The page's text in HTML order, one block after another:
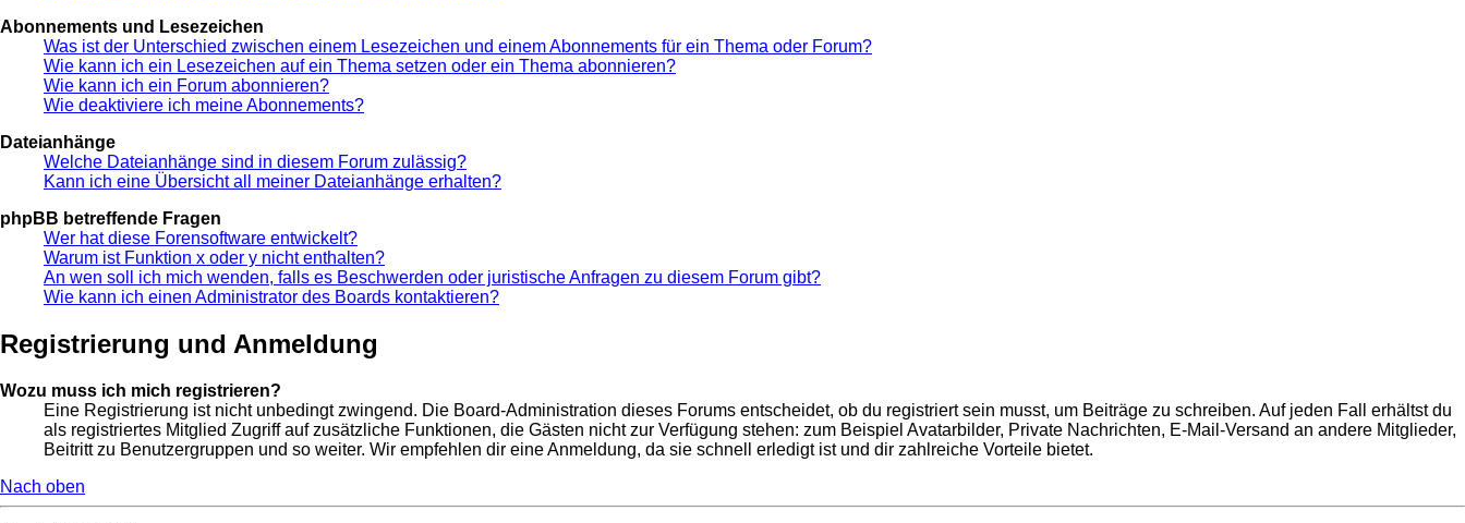
Abonnements und Lesezeichen
Was ist der Unterschied zwischen einem Lesezeichen und einem Abonnements für ein Thema oder Forum?
Wie kann ich ein Lesezeichen auf ein Thema setzen oder ein Thema abonnieren?
Wie kann ich ein Forum abonnieren?
Wie deaktiviere ich meine Abonnements?
Dateianhänge
Welche Dateianhänge sind in diesem Forum zulässig?
Kann ich eine Übersicht all meiner Dateianhänge erhalten?
phpBB betreffende Fragen
Wer hat diese Forensoftware entwickelt?
Warum ist Funktion x oder y nicht enthalten?
An wen soll ich mich wenden, falls es Beschwerden oder juristische Anfragen zu diesem Forum gibt?
Wie kann ich einen Administrator des Boards kontaktieren?
Registrierung und Anmeldung
Wozu muss ich mich registrieren?
Eine Registrierung ist nicht unbedingt zwingend. Die Board-Administration dieses Forums entscheidet, ob du registriert sein musst, um Beiträge zu schreiben. Auf jeden Fall erhältst du
als registriertes Mitglied Zugriff auf zusätzliche Funktionen, die Gästen nicht zur Verfügung stehen: zum Beispiel Avatarbilder, Private Nachrichten, E-Mail-Versand an andere Mitglieder,
Beitritt zu Benutzergruppen und so weiter. Wir empfehlen dir eine Anmeldung, da sie schnell erledigt ist und dir zahlreiche Vorteile bietet.
Nach oben